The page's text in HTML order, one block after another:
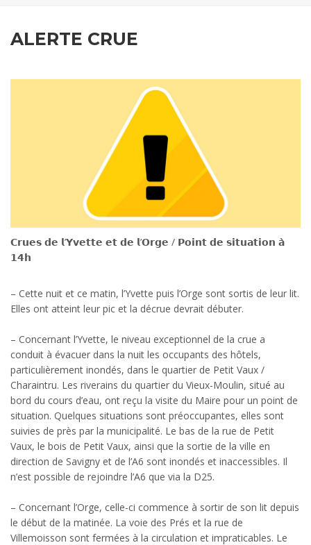
ALERTE CRUE
𝗖𝗿𝘂𝗲𝘀 𝗱𝗲 𝗹’𝗬𝘃𝗲𝘁𝘁𝗲 𝗲𝘁 𝗱𝗲 𝗹’𝗢𝗿𝗴𝗲 / 𝗣𝗼𝗶𝗻𝘁 𝗱𝗲 𝘀𝗶𝘁𝘂𝗮𝘁𝗶𝗼𝗻 𝗮̀
𝟭𝟰𝗵
– Cette nuit et ce matin, l’Yvette puis l’Orge sont sortis de leur lit.
Elles ont atteint leur pic et la décrue devrait débuter.
– Concernant l’Yvette, le niveau exceptionnel de la crue a
conduit à évacuer dans la nuit les occupants des hôtels,
particulièrement inondés, dans le quartier de Petit Vaux /
Charaintru. Les riverains du quartier du Vieux-Moulin, situé au
bord du cours d’eau, ont reçu la visite du Maire pour un point de
situation. Quelques situations sont préoccupantes, elles sont
suivies de près par la municipalité. Le bas de la rue de Petit
Vaux, le bois de Petit Vaux, ainsi que la sortie de la ville en
direction de Savigny et de l’A6 sont inondés et inaccessibles. Il
n’est possible de rejoindre l’A6 que via la D25.
– Concernant l’Orge, celle-ci commence à sortir de son lit depuis
le début de la matinée. La voie des Prés et la rue de
Villemoisson sont fermées à la circulation et impraticables. Le